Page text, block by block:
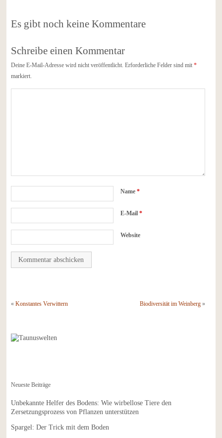
Es gibt noch keine Kommentare
Schreibe einen Kommentar
Deine E-Mail-Adresse wird nicht veröffentlicht. Erforderliche Felder sind mit *
markiert.
Name *
E-Mail *
Website
« Konstantes Verwittern Biodiversität im Weinberg»
Neueste Beiträge
Unbekannte Helfer des Bodens: Wie wirbellose Tiere den
Zersetzungsprozess von Pflanzen unterstützen
Spargel: Der Trick mit dem Boden